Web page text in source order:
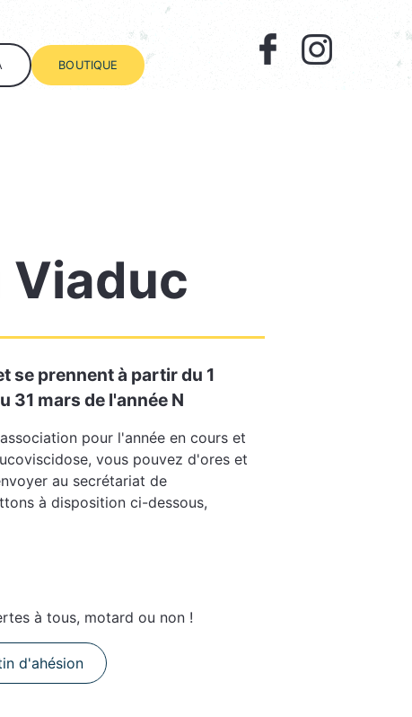
BOUTIQUE
Viaduc
se prennent à partir du 1
31 mars de l'année N
pour l'année en cours et
vous pouvez d'ores et
au secrétariat de
à disposition ci-dessous,
à tous, motard ou non !
d'ahésion